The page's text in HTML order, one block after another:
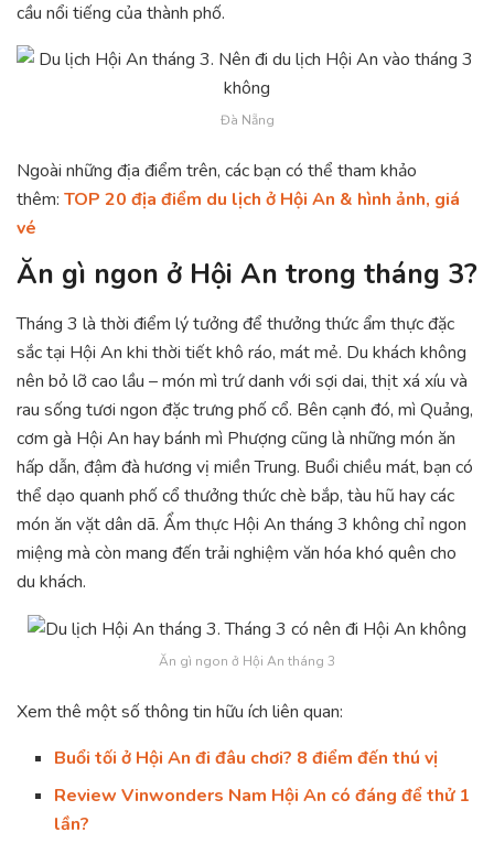
cầu nổi tiếng của thành phố.
Đà Nẵng
Ngoài những địa điểm trên, các bạn có thể tham khảo
thêm: TOP 20 địa điểm du lịch ở Hội An & hình ảnh, giá
vé
Ăn gì ngon ở Hội An trong tháng 3?
Tháng 3 là thời điểm lý tưởng để thưởng thức ẩm thực đặc
sắc tại Hội An khi thời tiết khô ráo, mát mẻ. Du khách không
nên bỏ lỡ cao lầu – món mì trứ danh với sợi dai, thịt xá xíu và
rau sống tươi ngon đặc trưng phố cổ. Bên cạnh đó, mì Quảng,
cơm gà Hội An hay bánh mì Phượng cũng là những món ăn
hấp dẫn, đậm đà hương vị miền Trung. Buổi chiều mát, bạn có
thể dạo quanh phố cổ thưởng thức chè bắp, tàu hũ hay các
món ăn vặt dân dã. Ẩm thực Hội An tháng 3 không chỉ ngon
miệng mà còn mang đến trải nghiệm văn hóa khó quên cho
du khách.
Ăn gì ngon ở Hội An tháng 3
Xem thê một số thông tin hữu ích liên quan:
Buổi tối ở Hội An đi đâu chơi? 8 điểm đến thú vị
Review Vinwonders Nam Hội An có đáng để thử 1
lần?